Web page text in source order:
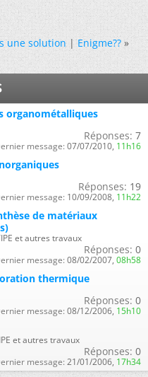
une solution|Enigme?? »
organométalliques
Réponses: 7
message: 07/07/2010, 11h16
Réponses: 19
message: 10/09/2008, 11h22
de matériaux
et autres travaux
Réponses: 0
message: 08/02/2007, 08h58
thermique
Réponses: 0
message: 08/12/2006, 15h10
et autres travaux
Réponses: 0
message: 21/01/2006, 17h34